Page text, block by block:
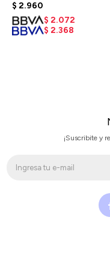
$ 2.960
$ 2.072
$ 2.368
¡Suscribite y